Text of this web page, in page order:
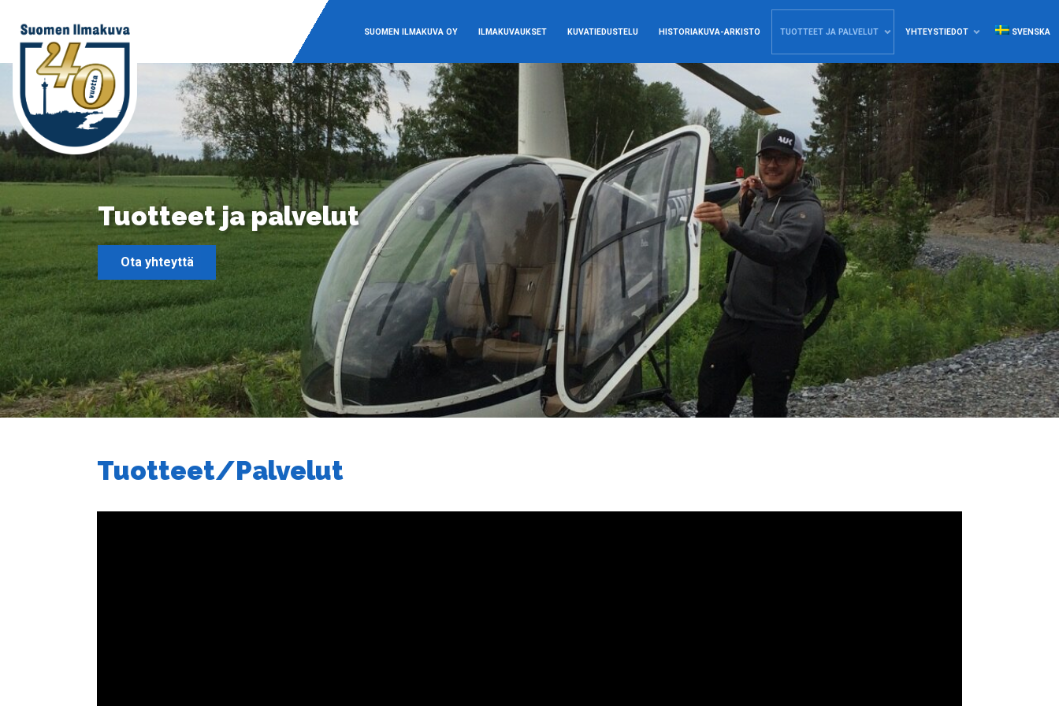
SUOMEN ILMAKUVA OY ILMAKUVAUKSET KUVATIEDUSTELU HISTORIAKUVA-ARKISTO TUOTTEET JA PALVELUT YHTEYSTIEDOT SVENSKA
Tuotteet ja palvelut
Ota yhteyttä
Tuotteet/Palvelut